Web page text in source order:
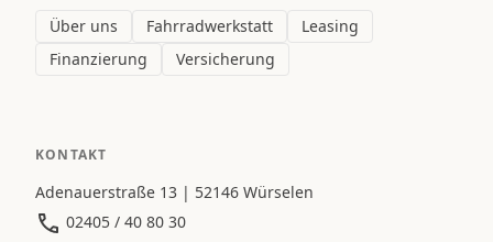
Über uns Fahrradwerkstatt
Leasing
Finanzierung
Versicherung
KONTAKT
Adenauerstraße 13 | 52146 Würselen
02405 / 40 80 30